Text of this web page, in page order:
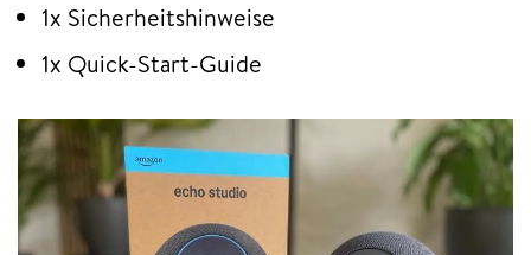
1x Sicherheitshinweise
1x Quick-Start-Guide